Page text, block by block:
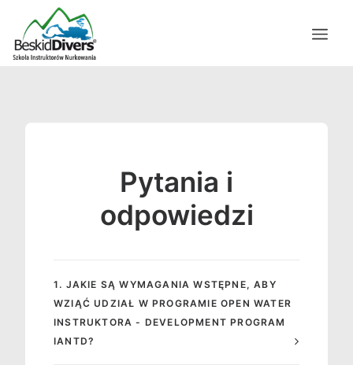
Pytania i
odpowiedzi
1. JAKIE SĄ WYMAGANIA WSTĘPNE, ABY
WZIĄĆ UDZIAŁ W PROGRAMIE OPEN WATER
INSTRUKTORA - DEVELOPMENT PROGRAM
IANTD?